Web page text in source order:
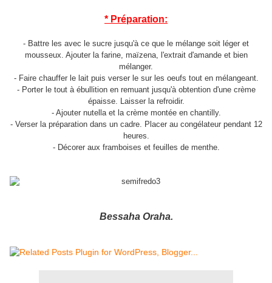
* Préparation:
- Battre les avec le sucre jusqu'à ce que le mélange soit léger et
mousseux. Ajouter la farine, maïzena, l'extrait d'amande et bien
mélanger.
- Faire chauffer le lait puis verser le sur les oeufs tout en mélangeant.
- Porter le tout à ébullition en remuant jusqu'à obtention d'une crème
épaisse. Laisser la refroidir.
- Ajouter nutella et la crème montée en chantilly.
- Verser la préparation dans un cadre. Placer au congélateur pendant 12
heures.
- Décorer aux framboises et feuilles de menthe.
Bessaha Oraha.